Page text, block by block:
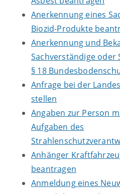
Anerkennung eines
Biozid-Produkte
Anerkennung und
Sachverständige oder
§ 18
Anfrage bei der
stellen
Angaben zur Person
Aufgaben des
Anhänger
beantragen
Anmeldung eines